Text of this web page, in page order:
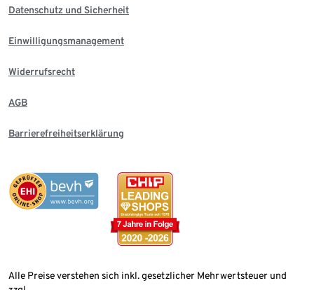
Datenschutz und Sicherheit
Einwilligungsmanagement
Widerrufsrecht
AGB
Barrierefreiheitserklärung
Alle Preise verstehen sich inkl. gesetzlicher Mehrwertsteuer und